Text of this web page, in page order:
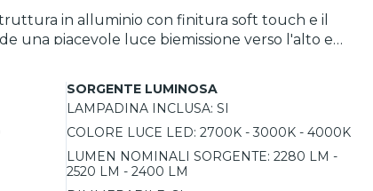
in alluminio con finitura soft touch e il
una piacevole luce biemissione verso l'alto e
anche nell'installazione, può essere
SORGENTE LUMINOSA
LAMPADINA INCLUSA: SI
COLORE LUCE LED: 2700K - 3000K - 4000K
LUMEN NOMINALI SORGENTE: 2280 LM -
2520 LM - 2400 LM